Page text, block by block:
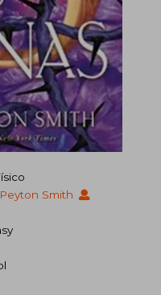
Smith